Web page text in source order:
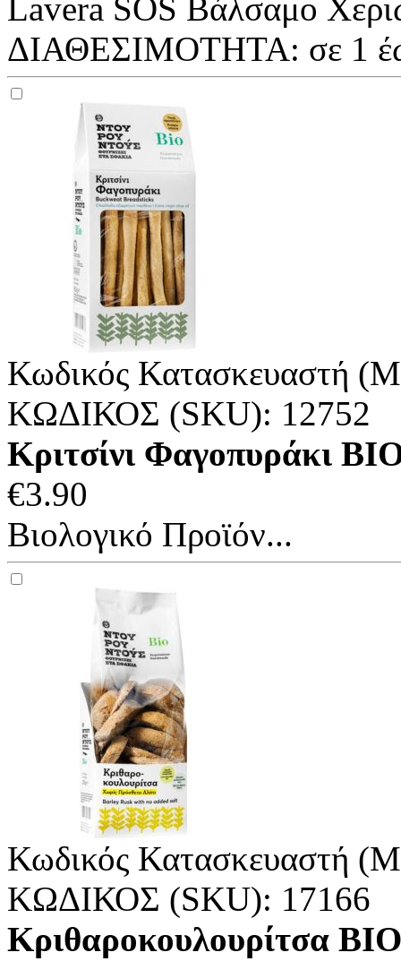
Lavera SOS Βάλσαμο
ΔΙΑΘΕΣΙΜΟΤΗΤΑ: σε 1
Κωδικός Κατασκευαστή
ΚΩΔΙΚΟΣ (SKU): 12752
Κριτσίνι Φαγοπυράκι
€3.90
Βιολογικό Προϊόν...
Κωδικός Κατασκευαστή
ΚΩΔΙΚΟΣ (SKU): 17166
Κριθαροκουλουρίτσα